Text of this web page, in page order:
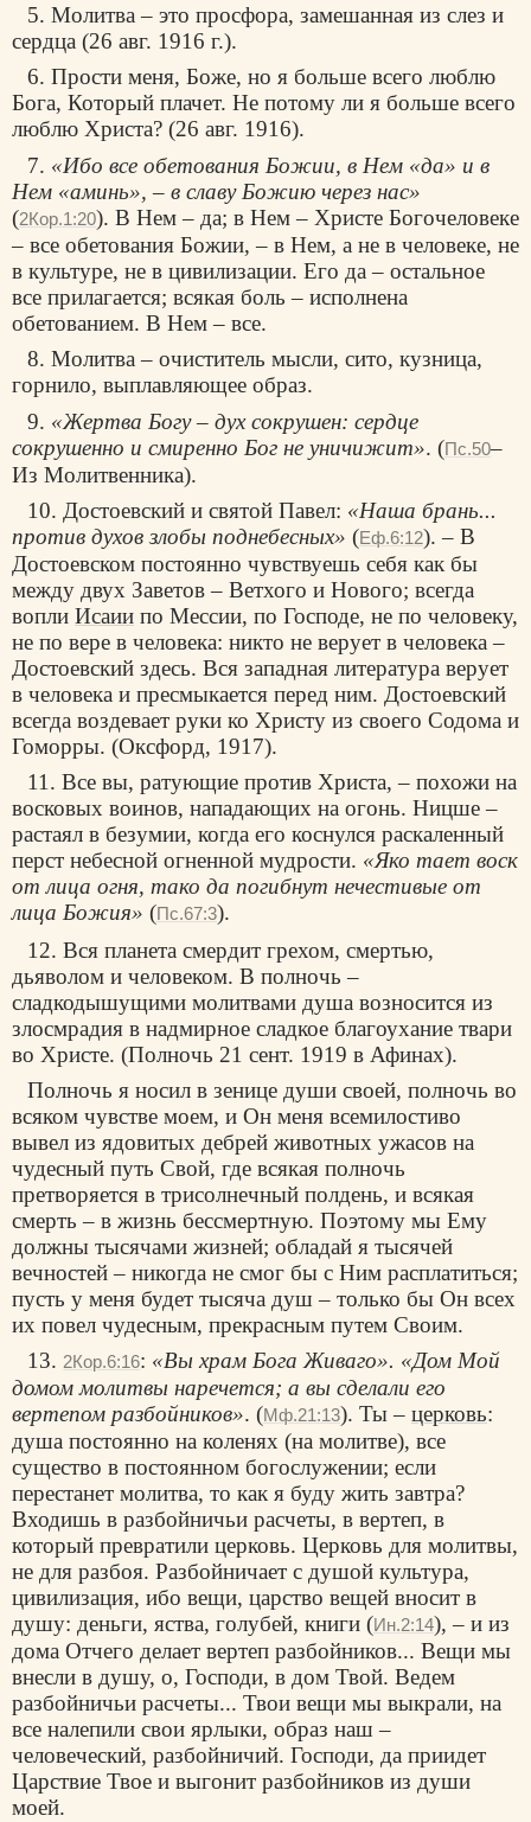
5. Молитва – это просфора, замешанная из слез и
сердца (26 авг. 1916 г.).
6. Прости меня, Боже, но я больше всего люблю
Бога, Который плачет. Не потому ли я больше всего
люблю Христа? (26 авг. 1916).
7. «Ибо все обетования Божии, в Нем «да» и в
Нем «аминь», – в славу Божию через нас»
(2Кор.1:20). В Нем – да; в Нем – Христе Богочеловеке
– все обетования Божии, – в Нем, а не в человеке, не
в культуре, не в цивилизации. Его да – остальное
все прилагается; всякая боль – исполнена
обетованием. В Нем – все.
8. Молитва – очиститель мысли, сито, кузница,
горнило, выплавляющее образ.
9. «Жертва Богу – дух сокрушен: сердце
сокрушенно и смиренно Бог не уничижит». (Пс.50–
Из Молитвенника).
10. Достоевский и святой Павел: «Наша брань...
против духов злобы поднебесных» (Еф.6:12). – В
Достоевском постоянно чувствуешь себя как бы
между двух Заветов – Ветхого и Нового; всегда
вопли Исаии по Мессии, по Господе, не по человеку,
не по вере в человека: никто не верует в человека –
Достоевский здесь. Вся западная литература верует
в человека и пресмыкается перед ним. Достоевский
всегда воздевает руки ко Христу из своего Содома и
Гоморры. (Оксфорд, 1917).
11. Все вы, ратующие против Христа, – похожи на
восковых воинов, нападающих на огонь. Ницше –
растаял в безумии, когда его коснулся раскаленный
перст небесной огненной мудрости. «Яко тает воск
от лица огня, тако да погибнут нечестивые от
лица Божия» (Пс.67:3).
12. Вся планета смердит грехом, смертью,
дьяволом и человеком. В полночь –
сладкодышущими молитвами душа возносится из
злосмрадия в надмирное сладкое благоухание твари
во Христе. (Полночь 21 сент. 1919 в Афинах).
Полночь я носил в зенице души своей, полночь во
всяком чувстве моем, и Он меня всемилостиво
вывел из ядовитых дебрей животных ужасов на
чудесный путь Свой, где всякая полночь
претворяется в трисолнечный полдень, и всякая
смерть – в жизнь бессмертную. Поэтому мы Ему
должны тысячами жизней; обладай я тысячей
вечностей – никогда не смог бы с Ним расплатиться;
пусть у меня будет тысяча душ – только бы Он всех
их повел чудесным, прекрасным путем Своим.
13.2Кор.6:16: «Вы храм Бога Живаго». «Дом Мой
домом молитвы наречется; а вы сделали его
вертепом разбойников». (Мф.21:13). Ты – церковь:
душа постоянно на коленях (на молитве), все
существо в постоянном богослужении; если
перестанет молитва, то как я буду жить завтра?
Входишь в разбойничьи расчеты, в вертеп, в
который превратили церковь. Церковь для молитвы,
не для разбоя. Разбойничает с душой культура,
цивилизация, ибо вещи, царство вещей вносит в
душу: деньги, яства, голубей, книги (Ин.2:14), – и из
дома Отчего делает вертеп разбойников... Вещи мы
внесли в душу, о, Господи, в дом Твой. Ведем
разбойничьи расчеты... Твои вещи мы выкрали, на
все налепили свои ярлыки, образ наш –
человеческий, разбойничий. Господи, да приидет
Царствие Твое и выгонит разбойников из души
моей.